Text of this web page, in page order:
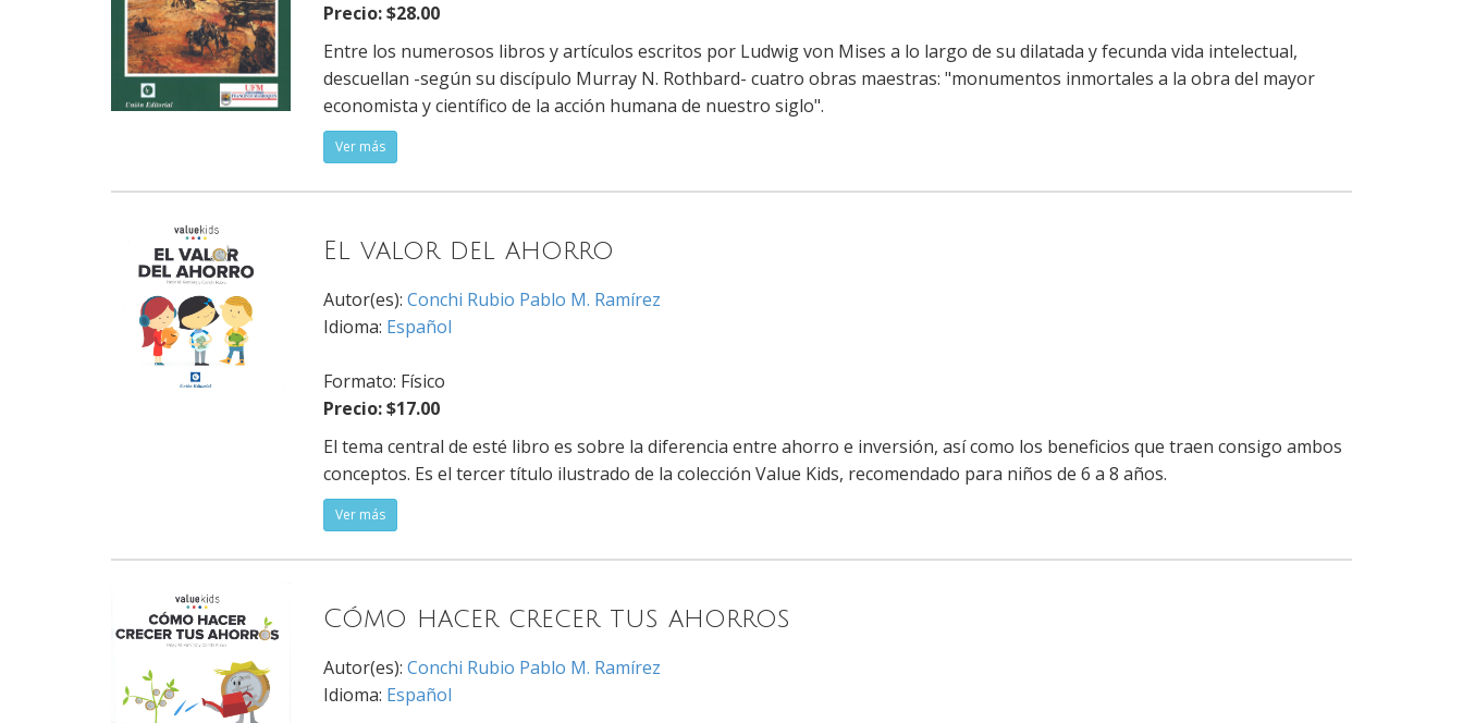
Precio: $28.00
Entre los numerosos libros y artículos escritos por Ludwig von Mises a lo largo de su dilatada y fecunda vida intelectual,
descuellan -según su discípulo Murray N. Rothbard- cuatro obras maestras: "monumentos inmortales a la obra del mayor
economista y científico de la acción humana de nuestro siglo".
Ver más
El valor del ahorro
Autor(es): Conchi Rubio Pablo M. Ramírez
Idioma: Español
Formato: Físico
Precio: $17.00
El tema central de esté libro es sobre la diferencia entre ahorro e inversión, así como los beneficios que traen consigo ambos
conceptos. Es el tercer título ilustrado de la colección Value Kids, recomendado para niños de 6 a 8 años.
Ver más
Cómo hacer crecer tus ahorros
Autor(es): Conchi Rubio Pablo M. Ramírez
Idioma: Español